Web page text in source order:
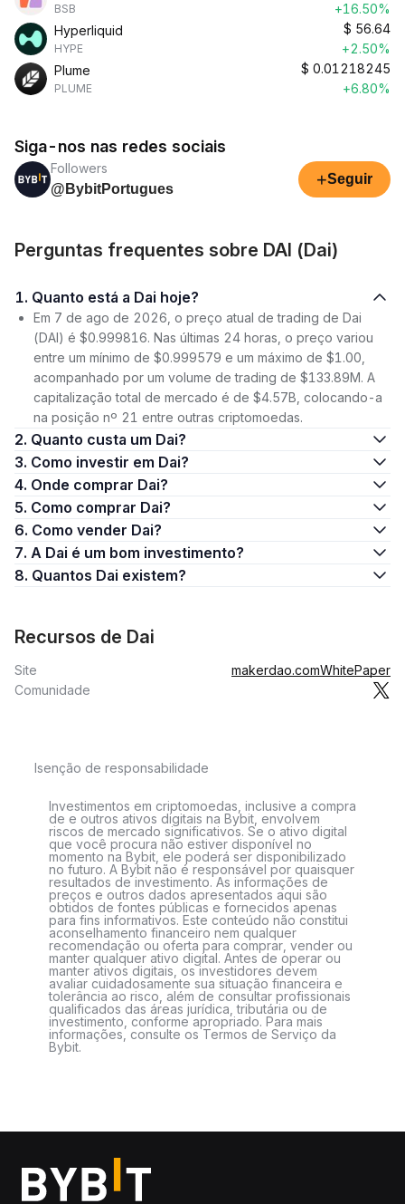
BSB
+16.50%
Hyperliquid
HYPE
$ 56.64
+2.50%
Plume
PLUME
$ 0.01218245
+6.80%
Siga-nos nas redes sociais
Followers
@BybitPortugues
+Seguir
Perguntas frequentes sobre DAI (Dai)
1. Quanto está a Dai hoje?
Em 7 de ago de 2026, o preço atual de trading de Dai
(DAI) é $0.999816. Nas últimas 24 horas, o preço variou
entre um mínimo de $0.999579 e um máximo de $1.00,
acompanhado por um volume de trading de $133.89M. A
capitalização total de mercado é de $4.57B, colocando-a
na posição nº 21 entre outras criptomoedas.
2. Quanto custa um Dai?
3. Como investir em Dai?
4. Onde comprar Dai?
5. Como comprar Dai?
6. Como vender Dai?
7. A Dai é um bom investimento?
8. Quantos Dai existem?
Recursos de Dai
Site makerdao.comWhitePaper
Comunidade
Isenção de responsabilidade
Investimentos em criptomoedas, inclusive a compra
de e outros ativos digitais na Bybit, envolvem
riscos de mercado significativos. Se o ativo digital
que você procura não estiver disponível no
momento na Bybit, ele poderá ser disponibilizado
no futuro. A Bybit não é responsável por quaisquer
resultados de investimento. As informações de
preços e outros dados apresentados aqui são
obtidos de fontes públicas e fornecidos apenas
para fins informativos. Este conteúdo não constitui
aconselhamento financeiro nem qualquer
recomendação ou oferta para comprar, vender ou
manter qualquer ativo digital. Antes de operar ou
manter ativos digitais, os investidores devem
avaliar cuidadosamente sua situação financeira e
tolerância ao risco, além de consultar profissionais
qualificados das áreas jurídica, tributária ou de
investimento, conforme apropriado. Para mais
informações, consulte os Termos de Serviço da
Bybit.